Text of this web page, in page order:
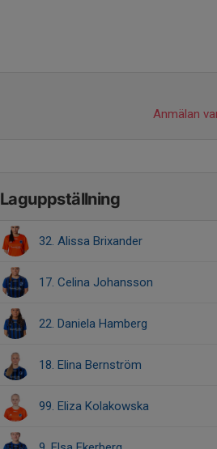
Anmälan
Laguppställning
32. Alissa Brixander
17. Celina Johansson
22. Daniela Hamberg
18. Elina Bernström
99. Eliza Kolakowska